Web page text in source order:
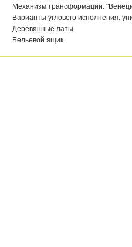
Механизм трансформации:
Варианты углового исполнения:
Деревянные латы
Бельевой ящик